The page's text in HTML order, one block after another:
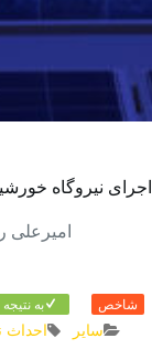
اجرای نیروگاه خورشیدی
امیرعلی
شاخص به
سایر
احداث